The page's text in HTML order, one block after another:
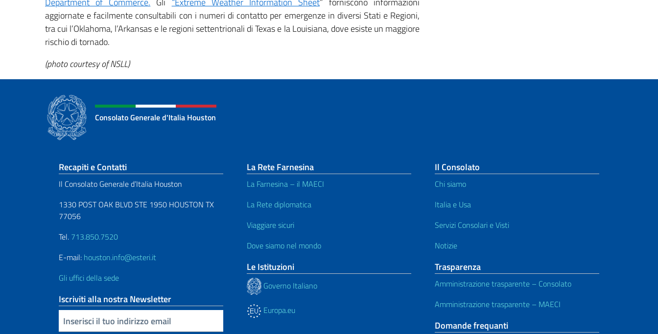
aggiornate e facilmente consultabili con i numeri di contatto per emergenze in diversi Stati e Regioni,
tra cui l’Oklahoma, l’Arkansas e le regioni settentrionali di Texas e la Louisiana, dove esiste un maggiore
rischio di tornado.
(photo courtesy of NSLL)
Consolato Generale d'Italia Houston
Sezione footer
Recapiti e Contatti
Il Consolato Generale d’Italia Houston
1330 POST OAK BLVD STE 1950 HOUSTON TX
77056
Tel. 713.850.7520
E-mail: houston.info@esteri.it
Gli uffici della sede
Iscriviti alla nostra Newsletter
Inserisci la tua email
La Rete Farnesina
La Farnesina – il MAECI
La Rete diplomatica
Viaggiare sicuri
Dove siamo nel mondo
Le Istituzioni
Governo Italiano
Europa.eu
Il Consolato
Chi siamo
Italia e Usa
Servizi Consolari e Visti
Notizie
Trasparenza
Amministrazione trasparente – Consolato
Amministrazione trasparente – MAECI
Domande frequanti